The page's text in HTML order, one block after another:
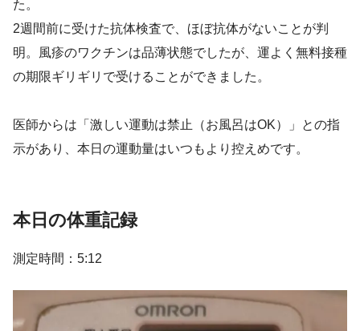
た。
2週間前に受けた抗体検査で、ほぼ抗体がないことが判
明。風疹のワクチンは品薄状態でしたが、運よく無料接種
の期限ギリギリで受けることができました。
医師からは「激しい運動は禁止（お風呂はOK）」との指
示があり、本日の運動量はいつもより控えめです。
本日の体重記録
測定時間：5:12